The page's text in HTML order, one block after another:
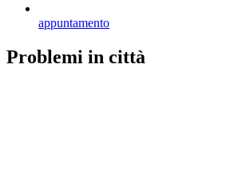
appuntamento
Problemi in città